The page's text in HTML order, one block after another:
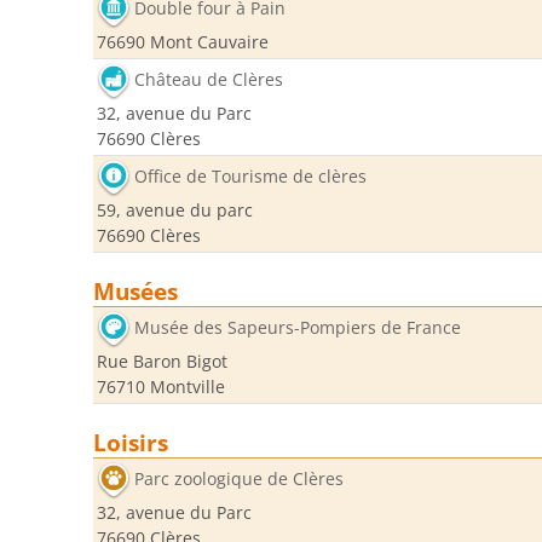
Double four à Pain
76690 Mont Cauvaire
Château de Clères
32, avenue du Parc
76690 Clères
Office de Tourisme de clères
59, avenue du parc
76690 Clères
Musées
Musée des Sapeurs-Pompiers de France
Rue Baron Bigot
76710 Montville
Loisirs
Parc zoologique de Clères
32, avenue du Parc